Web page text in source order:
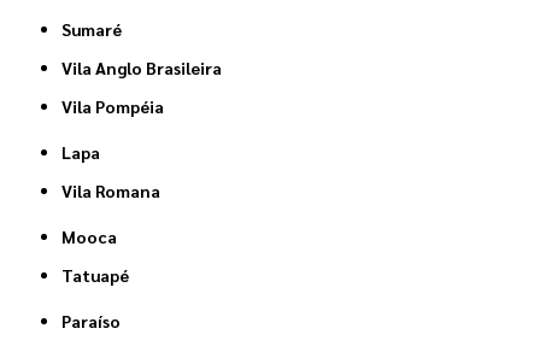
Sumaré
Vila Anglo Brasileira
Vila Pompéia
Lapa
Vila Romana
Mooca
Tatuapé
Paraíso